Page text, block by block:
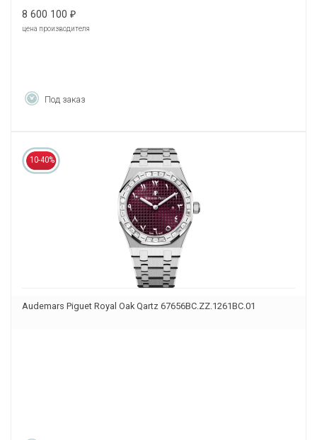
8 600 100 ₽
цена производителя
Под заказ
10-40%
Audemars Piguet Royal Oak Qartz 67656BC.ZZ.1261BC.01